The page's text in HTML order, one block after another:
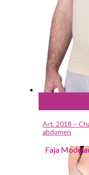
Art. 2018 –
abdomen
Faja